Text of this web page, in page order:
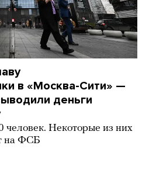
в «Москва-Сити» —
деньги
Некоторые из них
на ФСБ